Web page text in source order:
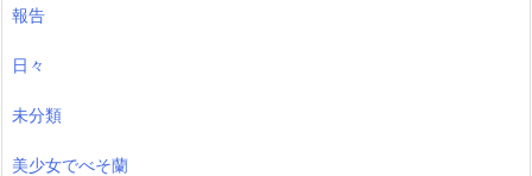
報告
日々
未分類
美少女でべそ蘭